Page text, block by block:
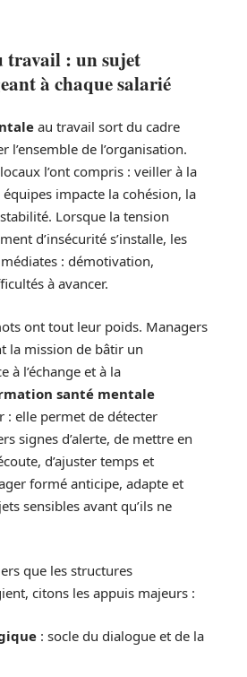
travail : un sujet
à chaque salarié
au travail sort du cadre
de l’organisation.
l’ont compris : veiller à la
équipes impacte la cohésion, la
Lorsque la tension
d’insécurité s’installe, les
: démotivation,
à avancer.
ont tout leur poids. Managers
la mission de bâtir un
à l’échange et à la
santé mentale
: elle permet de détecter
signes d’alerte, de mettre en
d’ajuster temps et
formé anticipe, adapte et
sensibles avant qu’ils ne
que les structures
citons les appuis majeurs :
: socle du dialogue et de la